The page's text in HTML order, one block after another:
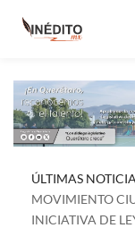
ÚLTIMAS
MOVIMIENTO
INICIATIVA DE